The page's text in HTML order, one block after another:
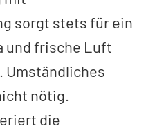
sorgt stets für ein
und frische Luft
Umständliches
nötig.
die